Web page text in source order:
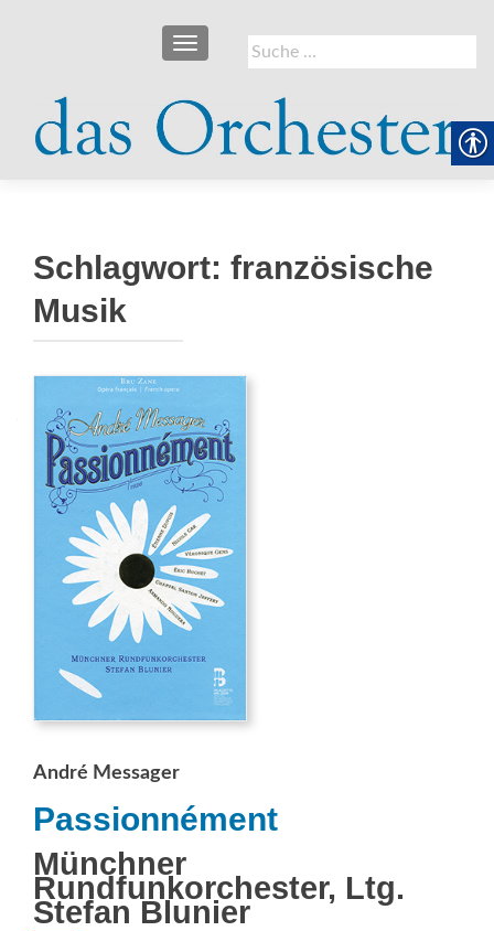
Suche
nach:
SCHALTE NAVIGATION
Schlagwort: französische
Musik
André Messager
Passionnément
Münchner
Rundfunkorchester, Ltg.
Stefan Blunier